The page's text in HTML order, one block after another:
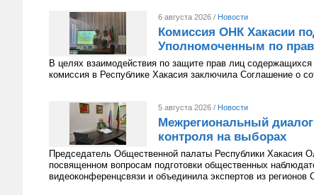
6 августа 2026 / Новости
Комиссия ОНК Хакасии
Уполномоченным по
В целях взаимодействия по защите прав лиц
комиссия в Республике Хакасия заключила Соглашение о
5 августа 2026 / Новости
Межрегиональный
контроля на выборах
Председатель Общественной палаты Республики Хакасия
посвященном вопросам подготовки общественных
видеоконференцсвязи и объединила экспертов из регионов